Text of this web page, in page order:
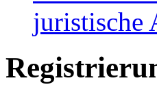
juristische